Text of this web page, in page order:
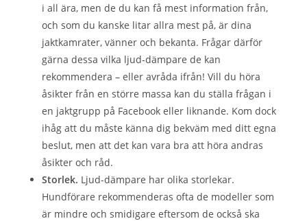
i all ära, men de du kan få mest information från,
och som du kanske litar allra mest på, är dina
jaktkamrater, vänner och bekanta. Frågar därför
gärna dessa vilka ljud-dämpare de kan
rekommendera – eller avråda ifrån! Vill du höra
åsikter från en större massa kan du ställa frågan i
en jaktgrupp på Facebook eller liknande. Kom dock
ihåg att du måste känna dig bekväm med ditt egna
beslut, men att det kan vara bra att höra andras
åsikter och råd.
Storlek. Ljud-dämpare har olika storlekar.
Hundförare rekommenderas ofta de modeller som
är mindre och smidigare eftersom de också ska